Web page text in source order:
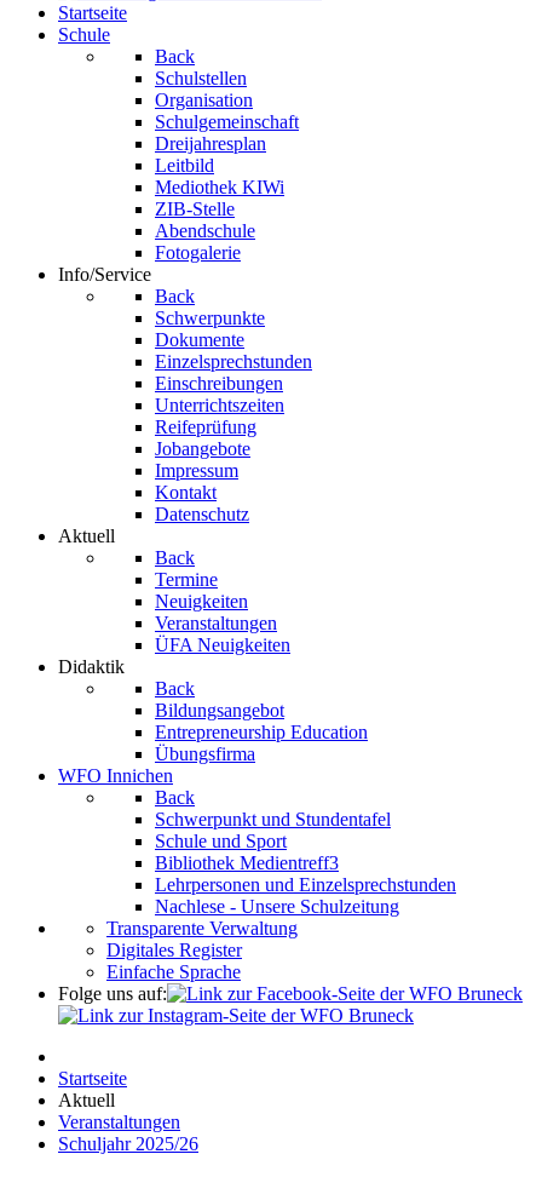
Startseite
Schule
Back
Schulstellen
Organisation
Schulgemeinschaft
Dreijahresplan
Leitbild
Mediothek KIWi
ZIB-Stelle
Abendschule
Fotogalerie
Info/Service
Back
Schwerpunkte
Dokumente
Einzelsprechstunden
Einschreibungen
Unterrichtszeiten
Reifeprüfung
Jobangebote
Impressum
Kontakt
Datenschutz
Aktuell
Back
Termine
Neuigkeiten
Veranstaltungen
ÜFA Neuigkeiten
Didaktik
Back
Bildungsangebot
Entrepreneurship Education
Übungsfirma
WFO Innichen
Back
Schwerpunkt und Stundentafel
Schule und Sport
Bibliothek Medientreff3
Lehrpersonen und Einzelsprechstunden
Nachlese - Unsere Schulzeitung
Transparente Verwaltung
Digitales Register
Einfache Sprache
Folge uns auf:
Startseite
Aktuell
Veranstaltungen
Schuljahr 2025/26